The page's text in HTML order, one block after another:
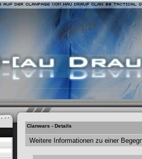
Clanwars - Details
Weitere Informationen zu einer